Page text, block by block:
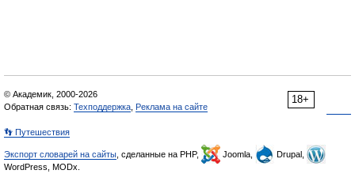
18+
© Академик, 2000-2026
Обратная связь: Техподдержка Реклама на сайте
👣 Путешествия
Экспорт словарей на сайты , сделанные на PHP, Joomla,
Drupal,
WordPress, MODx.